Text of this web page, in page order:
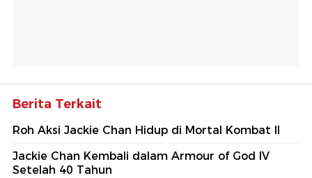
Berita Terkait
Roh Aksi Jackie Chan Hidup di Mortal Kombat II
Jackie Chan Kembali dalam Armour of God IV
Setelah 40 Tahun